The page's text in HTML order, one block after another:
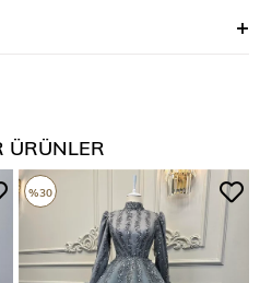
ÜRÜNLER
%30